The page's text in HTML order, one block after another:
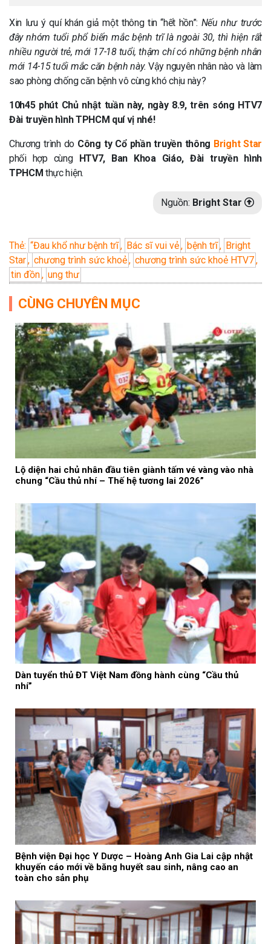
Xin lưu ý quí khán giả một thông tin “hết hồn”: Nếu như trước
đây nhóm tuổi phổ biến mắc bệnh trĩ là ngoài 30, thì hiện rất
nhiều người trẻ, mới 17-18 tuổi, thậm chí có những bệnh nhân
mới 14-15 tuổi mắc căn bệnh này.Vậy nguyên nhân nào và làm
sao phòng chống căn bệnh vô cùng khó chịu này?
10h45 phút Chủ nhật tuần này, ngày 8.9, trên sóng HTV7
Đài truyền hình TPHCM quí vị nhé!
Chương trình do Công ty Cổ phần truyền thông Bright Star
phối hợp cùngHTV7, Ban Khoa Giáo, Đài truyền hình
TPHCM thực hiện.
Nguồn: Bright Star
Thẻ: “Đau khổ như bệnh trĩ, Bác sĩ vui vẻ, bệnh trĩ, Bright
Star, chương trình sức khoẻ, chương trình sức khoẻ HTV7,
tin đồn, ung thư
CÙNG CHUYÊN MỤC
Lộ diện hai chủ nhân đầu tiên giành tấm vé vàng vào nhà
chung “Cầu thủ nhí – Thế hệ tương lai 2026”
Dàn tuyển thủ ĐT Việt Nam đồng hành cùng “Cầu thủ
nhí”
Bệnh viện Đại học Y Dược – Hoàng Anh Gia Lai cập nhật
khuyến cáo mới về băng huyết sau sinh, nâng cao an
toàn cho sản phụ